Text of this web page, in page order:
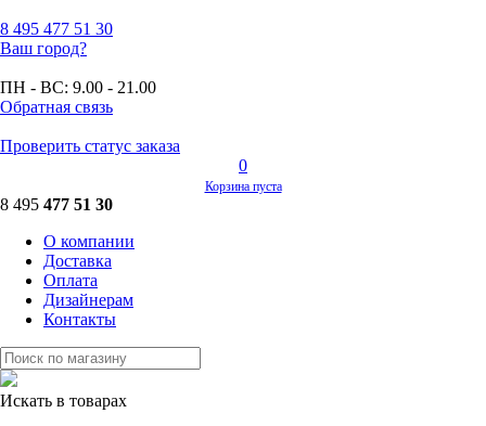
8 495 477 51 30
Ваш город?
ПН - ВС: 9.00 - 21.00
Обратная связь
Проверить статус заказа
0
Корзина пуста
8 495 477 51 30
О компании
Доставка
Оплата
Дизайнерам
Контакты
Искать в товарах